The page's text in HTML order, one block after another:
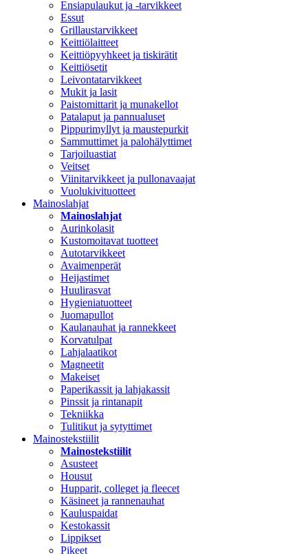
Ensiapulaukut ja -tarvikkeet
Essut
Grillaustarvikkeet
Keittiölaitteet
Keittiöpyyhkeet ja tiskirätit
Keittiösetit
Leivontatarvikkeet
Mukit ja lasit
Paistomittarit ja munakellot
Patalaput ja pannualuset
Pippurimyllyt ja maustepurkit
Sammuttimet ja palohälyttimet
Tarjoiluastiat
Veitset
Viinitarvikkeet ja pullonavaajat
Vuolukivituotteet
Mainoslahjat
Mainoslahjat
Aurinkolasit
Kustomoitavat tuotteet
Autotarvikkeet
Avaimenperät
Heijastimet
Huulirasvat
Hygieniatuotteet
Juomapullot
Kaulanauhat ja rannekkeet
Korvatulpat
Lahjalaatikot
Magneetit
Makeiset
Paperikassit ja lahjakassit
Pinssit ja rintanapit
Tekniikka
Tulitikut ja sytyttimet
Mainostekstiilit
Mainostekstiilit
Asusteet
Housut
Hupparit, colleget ja fleecet
Käsineet ja rannenauhat
Kauluspaidat
Kestokassit
Lippikset
Pikeet